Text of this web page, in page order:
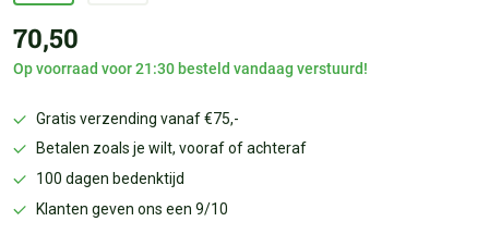
70,50
Op voorraad voor 21:30 besteld vandaag verstuurd!
Gratis verzending vanaf €75,-
Betalen zoals je wilt, vooraf of achteraf
100 dagen bedenktijd
Klanten geven ons een 9/10